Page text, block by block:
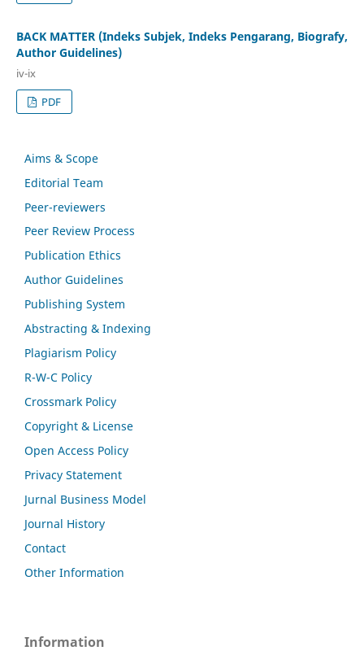
BACK MATTER (Indeks Subjek, Indeks Pengarang, Biografy,
Author Guidelines)
iv-ix
PDF
Aims & Scope
Editorial Team
Peer-reviewers
Peer Review Process
Publication Ethics
Author Guidelines
Publishing System
Abstracting & Indexing
Plagiarism Policy
R-W-C Policy
Crossmark Policy
Copyright & License
Open Access Policy
Privacy Statement
Jurnal Business Model
Journal History
Contact
Other Information
Information